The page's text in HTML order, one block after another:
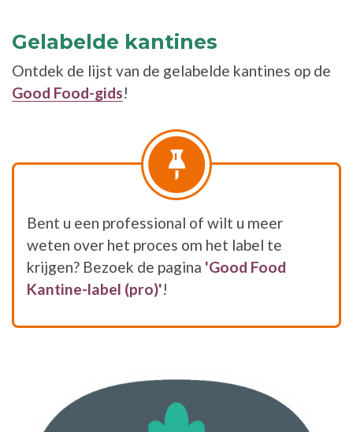
Gelabelde kantines
Ontdek de lijst van de gelabelde kantines op de
Good Food-gids!
Bent u een professional of wilt u meer
weten over het proces om het label te
krijgen? Bezoek de pagina 'Good Food
Kantine-label (pro)'!